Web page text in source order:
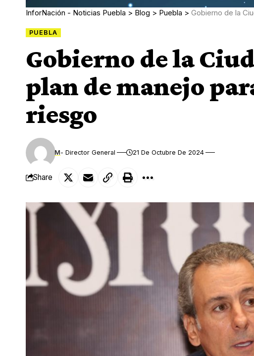
InforNación - Noticias Puebla > Blog > Puebla > Gobierno de la
PUEBLA
Gobierno de la
plan de manejo
riesgo
M- Director General 21 De Octubre De 2024
Share